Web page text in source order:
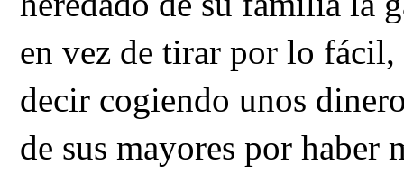
en vez de tirar por lo
decir cogiendo unos
de sus mayores por haber